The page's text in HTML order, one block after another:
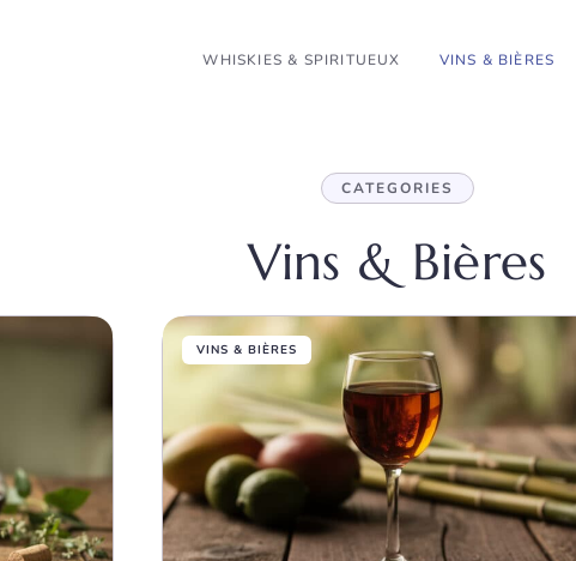
WHISKIES & SPIRITUEUX VINS & BIÈRES
CATEGORIES
Vins & Bières
VINS & BIÈRES